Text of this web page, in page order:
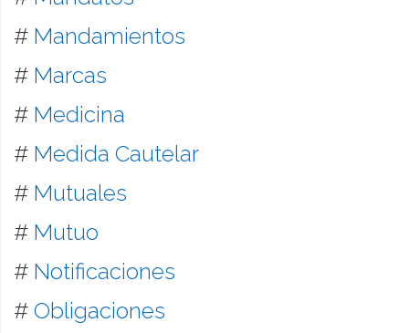
# Mandamientos
# Marcas
# Medicina
# Medida Cautelar
# Mutuales
# Mutuo
# Notificaciones
# Obligaciones